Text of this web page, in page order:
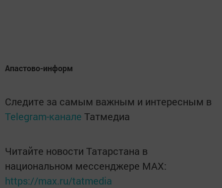
Апастово-информ
Следите за самым важным и интересным в
Telegram-канале Татмедиа
Читайте новости Татарстана в
национальном мессенджере MАХ:
https://max.ru/tatmedia